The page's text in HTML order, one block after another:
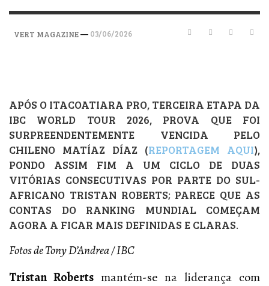
VERT MAGAZINE— 03/06/2026
APÓS O ITACOATIARA PRO, TERCEIRA ETAPA DA
IBC WORLD TOUR 2026, PROVA QUE FOI
SURPREENDENTEMENTE VENCIDA PELO
CHILENO MATÍAZ DÍAZ (REPORTAGEM AQUI),
PONDO ASSIM FIM A UM CICLO DE DUAS
VITÓRIAS CONSECUTIVAS POR PARTE DO SUL-
AFRICANO TRISTAN ROBERTS; PARECE QUE AS
CONTAS DO RANKING MUNDIAL COMEÇAM
AGORA A FICAR MAIS DEFINIDAS E CLARAS.
Fotos de Tony D’Andrea / IBC
Tristan Roberts mantém-se na liderança com